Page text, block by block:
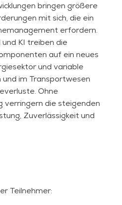
bringen größere
mit sich, die ein
erfordern.
und KI treiben die
auf ein neues
und variable
im Transportwesen
Ohne
verringern die steigenden
Zuverlässigkeit und
lüftergekühlte Kühlkörper
sich aus durch:
auf fortgeschrittene
Teilnehmer: